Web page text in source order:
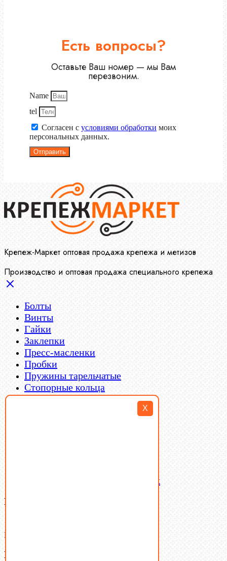
X
Есть вопросы?
Оставьте Ваш номер — мы Вам
перезвоним.
Name
tel
Согласен с условиями обработки моих
персональных данных.
Отправить
Крепеж-Маркет оптовая продажа крепежа и метизов
Производство и оптовая продажа специального крепежа
Болты
Винты
Гайки
Заклепки
Пресс-масленки
Пробки
Пружины тарельчатые
Стопорные кольца
Такелаж
Латунный и бронзовый крепеж
Ваша корзина
В корзине нет товаров.
Поиск